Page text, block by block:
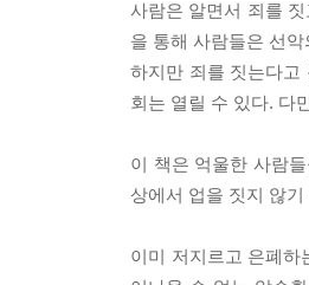
사람은 알면서 죄를
을 통해 사람들은 선
하지만 죄를 짓는다고
회는 열릴 수 있다. 다
이 책은 억울한 사람
상에서 업을 짓지 않
이미 저지르고 은폐